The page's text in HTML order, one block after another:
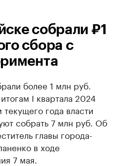
собрали ₽1
сбора с
более 1 млн руб.
I квартала 2024
года власти
собрать 7 млн руб. Об
главы города-
в ходе
7 мая.